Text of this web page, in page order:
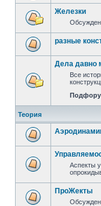
Железки
разные
Дела давно
Все
Теория
Аспекты
ПроЖекты